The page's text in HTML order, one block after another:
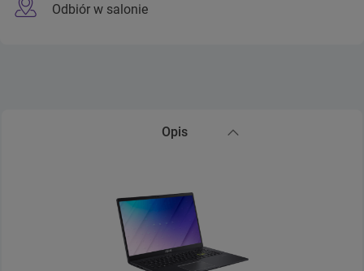
Odbiór w salonie
Opis
Zwiń sekcję Opis